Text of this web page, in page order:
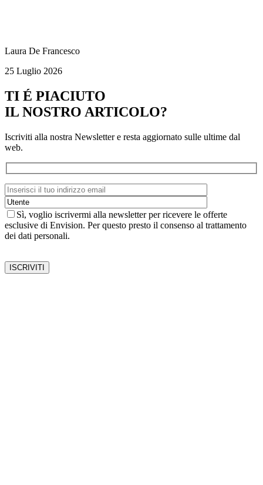
Laura De Francesco
25 Luglio 2026
TI É PIACIUTO
IL NOSTRO ARTICOLO?
Iscriviti alla nostra Newsletter e resta aggiornato sulle ultime dal
web.
Sì, voglio iscrivermi alla newsletter per ricevere le offerte
esclusive di Envision. Per questo presto il consenso al trattamento
dei dati personali.